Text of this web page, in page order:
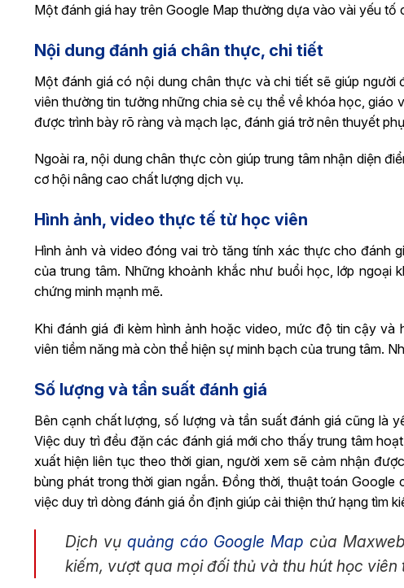
Một đánh giá hay trên Google Map thường dựa vào vài yếu tố
Nội dung đánh giá chân thực, chi tiết
Một đánh giá có nội dung chân thực và chi tiết sẽ giúp
viên thường tin tưởng những chia sẻ cụ thể về khóa học, giáo
được trình bày rõ ràng và mạch lạc, đánh giá trở nên thuyết
Ngoài ra, nội dung chân thực còn giúp trung tâm nhận diện
cơ hội nâng cao chất lượng dịch vụ.
Hình ảnh, video thực tế từ học viên
Hình ảnh và video đóng vai trò tăng tính xác thực cho đánh
của trung tâm. Những khoảnh khắc như buổi học, lớp
chứng minh mạnh mẽ.
Khi đánh giá đi kèm hình ảnh hoặc video, mức độ tin cậy
viên tiềm năng mà còn thể hiện sự minh bạch của trung tâm.
Số lượng và tần suất đánh giá
Bên cạnh chất lượng, số lượng và tần suất đánh giá cũng là
Việc duy trì đều đặn các đánh giá mới cho thấy trung tâm
xuất hiện liên tục theo thời gian, người xem sẽ cảm nhận
bùng phát trong thời gian ngắn. Đồng thời, thuật toán
việc duy trì dòng đánh giá ổn định giúp cải thiện thứ hạng tìm
Dịch vụ quảng cáo Google Map của
kiếm, vượt qua mọi đối thủ và thu hút học viên